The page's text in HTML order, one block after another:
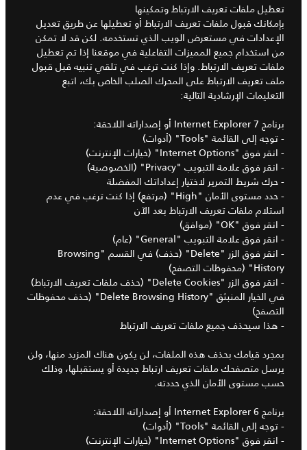
تعطيل ملفات تعريف الارتباط وتمكينها
بإمكانك قبول ملفات تعريف الارتباط أو تعطيلها عن طريق تعديل
الإعدادات في مستعرض الويب الذي تستخدمه. لكن قد لا تمكن
من استخدام جميع المميزات التفاعلية في موقعنا إذا تم تعطيل
ملفات تعريف الارتباط. وإذا كنت ترغب في تلقي تنبيه قبل قبول
ملف تعريف الارتباط على المحرك الصلب الخاص بك، اتبع
التعليمات الإرشادية التالية:
برنامج Internet Explorer 7 أو إصداراته اللاحقة:
- توجه إلى القائمة "Tools" (أدوات)
- انقر فوق "Internet Options" (خيارات الإنترنت)
- انقر فوق علامة التبويب "Privacy" (الخصوصية)
- حرك شريط التمرير لاختيار إعداداتك المفضلة
- حدد مستوى الأمان "High" (مرتفع) إذا كنت ترغب في عدم
استلام ملفات تعريف الارتباط بعد الآن
- انقر فوق "OK" (موافق)
- انقر فوق علامة التبويب "General" (عام)
- انقر فوق الزر "Delete" (حذف) في القسم "Browsing
History" (محفوظات التصفح)
- انقر فوق الزر "Delete Cookies" (حذف ملفات تعريف الارتباط)
في الخيار المنبثق "Delete Browsing History" (حذف محفوظات
التصفح)
- هذا سيحذف جميع ملفات تعريف الارتباط
بمجرد قيامك بحذف هذه الملفات، لن يكون هناك المزيد منها، ولن
يرسل متصفحك ملفات تعريف ارتباط جديدة أو يستقبلها، وذلك
حسب مستوى الأمان الذي حددته.
برنامج Internet Explorer 6 أو إصداراته اللاحقة:
- توجه إلى القائمة "Tools" (أدوات)
- انقر فوق "Internet Options" (خيارات الإنترنت)